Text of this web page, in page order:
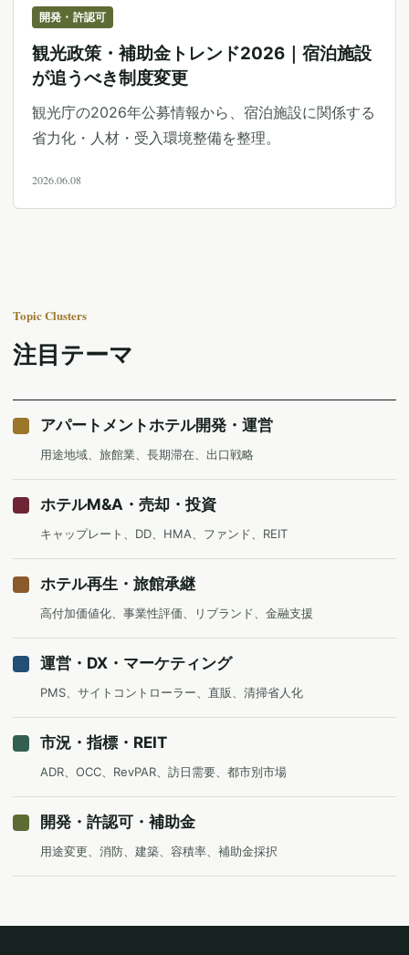
開発・許認可
観光政策・補助金トレンド2026｜宿泊施設
が追うべき制度変更
観光庁の2026年公募情報から、宿泊施設に関係する
省力化・人材・受入環境整備を整理。
2026.06.08
Topic Clusters
注目テーマ
アパートメントホテル開発・運営
用途地域、旅館業、長期滞在、出口戦略
ホテルM&A・売却・投資
キャップレート、DD、HMA、ファンド、REIT
ホテル再生・旅館承継
高付加価値化、事業性評価、リブランド、金融支援
運営・DX・マーケティング
PMS、サイトコントローラー、直販、清掃省人化
市況・指標・REIT
ADR、OCC、RevPAR、訪日需要、都市別市場
開発・許認可・補助金
用途変更、消防、建築、容積率、補助金採択